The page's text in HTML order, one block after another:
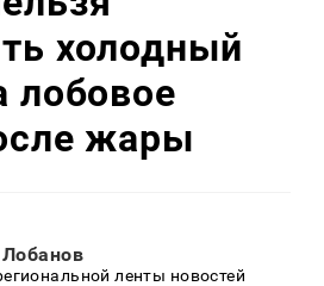
холодный
лобовое
жары
ленты новостей